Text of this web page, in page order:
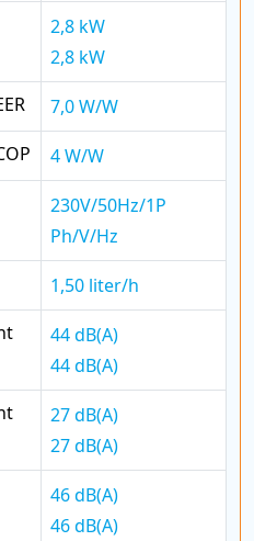
2,8 kW
2,8 kW
7,0 W/W
4 W/W
230V/50Hz/1P
Ph/V/Hz
1,50 liter/h
44 dB(A)
44 dB(A)
27 dB(A)
27 dB(A)
46 dB(A)
46 dB(A)